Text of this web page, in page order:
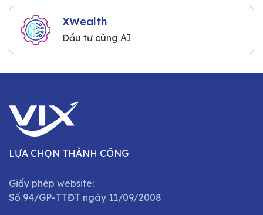
XWealth
Đầu tư cùng AI
LỰA CHỌN THÀNH CÔNG
Giấy phép website:
Số 94/GP-TTĐT ngày 11/09/2008